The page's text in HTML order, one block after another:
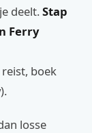
deelt.Stap
Ferry
boek
losse